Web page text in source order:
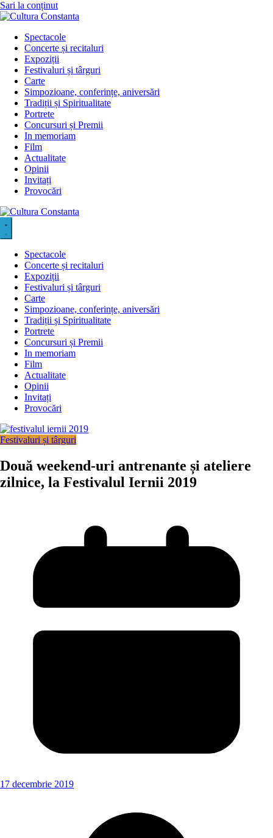
Sari la conținut
Spectacole
Concerte și recitaluri
Expoziții
Festivaluri și târguri
Carte
Simpozioane, conferințe, aniversări
Tradiții și Spiritualitate
Portrete
Concursuri și Premii
In memoriam
Film
Actualitate
Opinii
Invitați
Provocări
Spectacole
Concerte și recitaluri
Expoziții
Festivaluri și târguri
Carte
Simpozioane, conferințe, aniversări
Tradiții și Spiritualitate
Portrete
Concursuri și Premii
In memoriam
Film
Actualitate
Opinii
Invitați
Provocări
Festivaluri și târguri
Două weekend-uri antrenante și ateliere
zilnice, la Festivalul Iernii 2019
17 decembrie 2019